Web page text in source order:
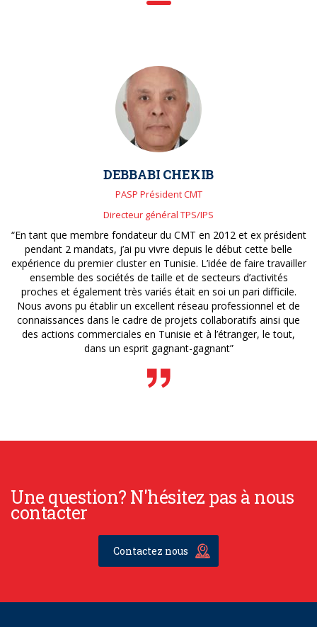
DEBBABI CHEKIB
PASP Président CMT
Directeur général TPS/IPS
“En tant que membre fondateur du CMT en 2012 et ex président
pendant 2 mandats, j’ai pu vivre depuis le début cette belle
expérience du premier cluster en Tunisie. L’idée de faire travailler
ensemble des sociétés de taille et de secteurs d’activités
proches et également très variés était en soi un pari difficile.
Nous avons pu établir un excellent réseau professionnel et de
connaissances dans le cadre de projets collaboratifs ainsi que
des actions commerciales en Tunisie et à l’étranger, le tout,
dans un esprit gagnant-gagnant”
Une question? N'hésitez pas à nous
contacter
Contactez nous